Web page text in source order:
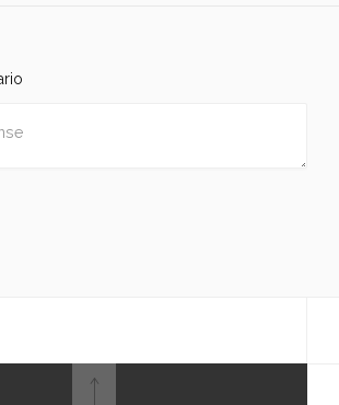
correo electrónico y sitio web en